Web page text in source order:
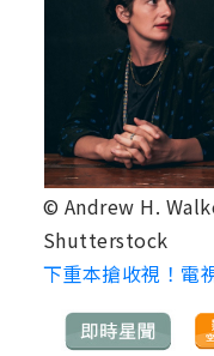
© Andrew H.
Shutterstock
下重本搶收視！電